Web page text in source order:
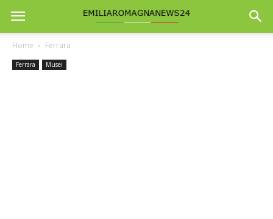
Home Ferrara
Ferrara Musei